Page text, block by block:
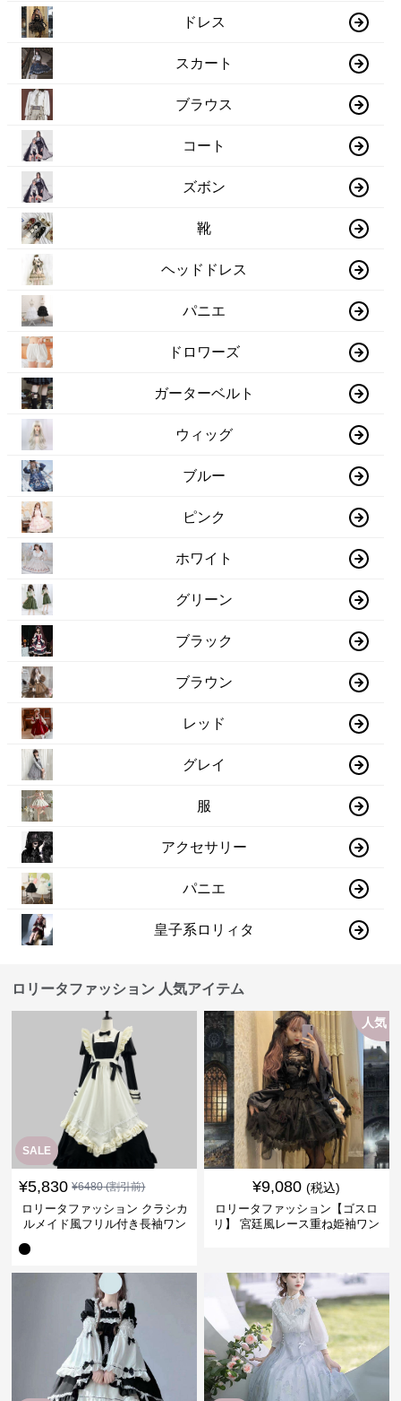
ドレス
スカート
ブラウス
コート
ズボン
靴
ヘッドドレス
パニエ
ドロワーズ
ガーターベルト
ウィッグ
ブルー
ピンク
ホワイト
グリーン
ブラック
ブラウン
レッド
グレイ
服
アクセサリー
パニエ
皇子系ロリィタ
ロリータファッション 人気アイテム
SALE
¥5,830 ¥6480(割引前)
ロリータファッション クラシカ
ルメイド風フリル付き長袖ワン
人気
¥9,080 (税込)
ロリータファッション【ゴスロ
リ】 宮廷風レース重ね姫袖ワン